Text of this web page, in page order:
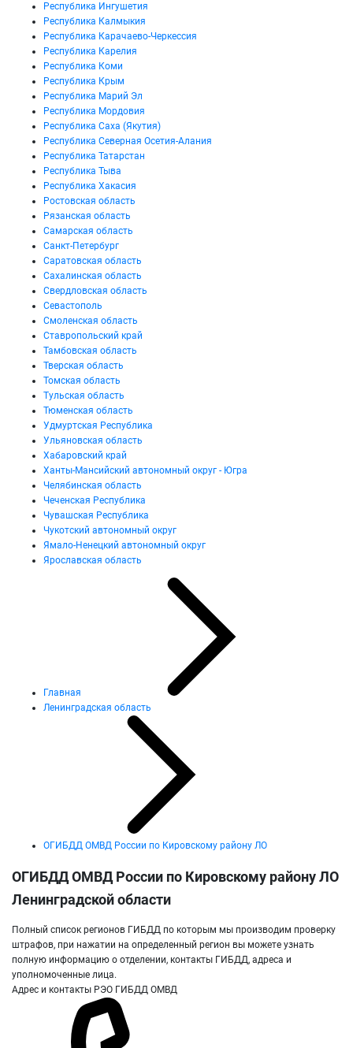
Республика Ингушетия
Республика Калмыкия
Республика Карачаево-Черкессия
Республика Карелия
Республика Коми
Республика Крым
Республика Марий Эл
Республика Мордовия
Республика Саха (Якутия)
Республика Северная Осетия-Алания
Республика Татарстан
Республика Тыва
Республика Хакасия
Ростовская область
Рязанская область
Самарская область
Санкт-Петербург
Саратовская область
Сахалинская область
Свердловская область
Севастополь
Смоленская область
Ставропольский край
Тамбовская область
Тверская область
Томская область
Тульская область
Тюменская область
Удмуртская Республика
Ульяновская область
Хабаровский край
Ханты-Мансийский автономный округ - Югра
Челябинская область
Чеченская Республика
Чувашская Республика
Чукотский автономный округ
Ямало-Ненецкий автономный округ
Ярославская область
Главная
Ленинградская область
ОГИБДД ОМВД России по Кировскому району ЛО
ОГИБДД ОМВД России по Кировскому району ЛО
Ленинградской области
Полный список регионов ГИБДД по которым мы производим проверку
штрафов, при нажатии на определенный регион вы можете узнать
полную информацию о отделении, контакты ГИБДД, адреса и
уполномоченные лица.
Адрес и контакты РЭО ГИБДД ОМВД